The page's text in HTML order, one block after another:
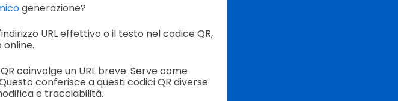
generazione?
URL effettivo o il testo nel codice QR,
coinvolge un URL breve. Serve come
conferisce a questi codici QR diverse
e tracciabilità.